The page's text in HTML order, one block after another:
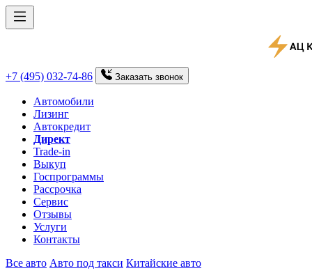
+7 (495) 032-74-86 Заказать звонок
Автомобили
Лизинг
Автокредит
Директ
Trade-in
Выкуп
Госпрограммы
Рассрочка
Сервис
Отзывы
Услуги
Контакты
Все авто Авто под такси Китайские авто